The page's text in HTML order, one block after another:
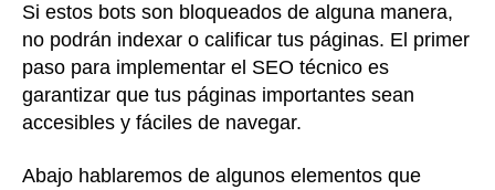
Si estos bots son bloqueados de alguna manera,
no podrán indexar o calificar tus páginas. El primer
paso para implementar el SEO técnico es
garantizar que tus páginas importantes sean
accesibles y fáciles de navegar.
Abajo hablaremos de algunos elementos que